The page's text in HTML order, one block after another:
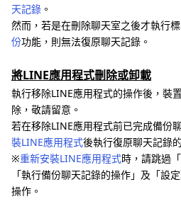
天記錄 。
然而，若是在刪除聊天室之後才執行
份功能，則無法復原聊天記錄。
將LINE應用程式刪除或卸載
執行移除LINE應用程式的操作後，裝
除，敬請留意。
若在移除LINE應用程式前已完成備份
裝LINE應用程式後執行復原聊天記錄
※重新安裝LINE應用程式時，請跳過
「執行備份聊天記錄的操作」及「設
操作。